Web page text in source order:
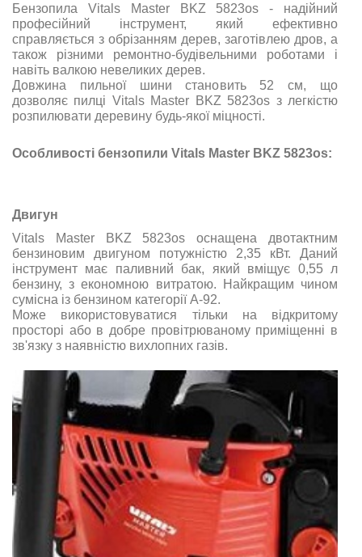
Бензопила Vitals Master BKZ 5823os - надійний
професійний інструмент, який ефективно
справляється з обрізанням дерев, заготівлею дров, а
також різними ремонтно-будівельними роботами і
навіть валкою невеликих дерев.
Довжина пильної шини становить 52 см, що
дозволяє пилці Vitals Master BKZ 5823os з легкістю
розпилювати деревину будь-якої міцності.
Особливості бензопили Vitals Master BKZ 5823os:
Двигун
Vitals Master BKZ 5823os оснащена двотактним
бензиновим двигуном потужністю 2,35 кВт. Даний
інструмент має паливний бак, який вміщує 0,55 л
бензину, з економною витратою. Найкращим чином
сумісна із бензином категорії А-92.
Може використовуватися тільки на відкритому
просторі або в добре провітрюваному приміщенні в
зв'язку з наявністю вихлопних газів.